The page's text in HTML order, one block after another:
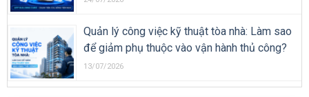
Quản lý công việc kỹ thuật tòa nhà: Làm sao
để giảm phụ thuộc vào vận hành thủ công?
13/07/2026